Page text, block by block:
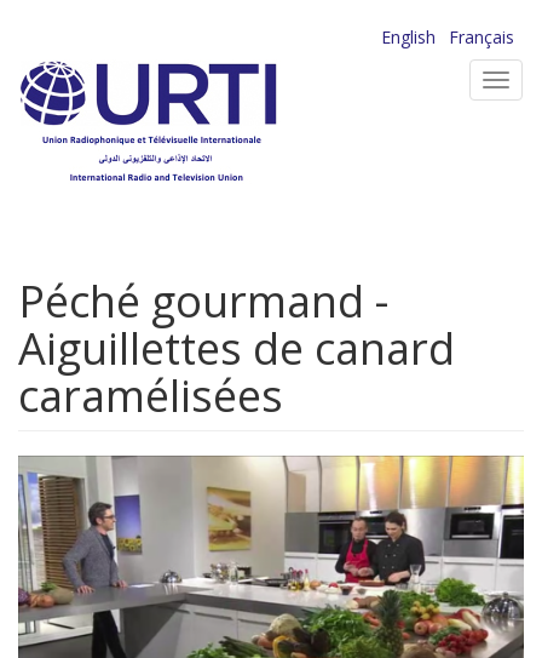
contenu
principal
English
Français
Péché gourmand -
Aiguillettes de canard
caramélisées